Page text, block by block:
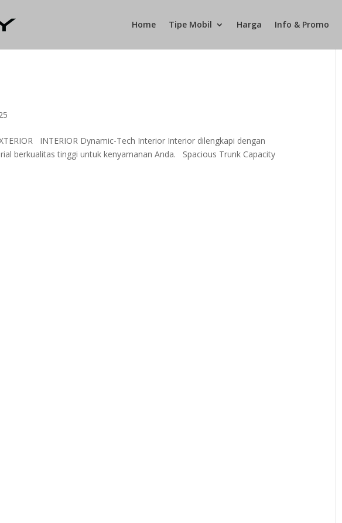
Home Tipe Mobil Harga Info & Promo
INTERIOR Dynamic-Tech Interior Interior dilengkapi dengan
berkualitas tinggi untuk kenyamanan Anda. Spacious Trunk Capacity